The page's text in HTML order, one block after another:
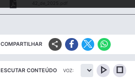
42_de_2025.pdf
COMPARTILHAR share
ESCUTAR CONTEÚDO VOZ: play_arrow stop